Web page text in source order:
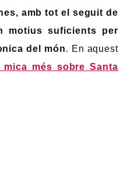
amb tot el seguit de
motius suficients per
del món. En aquest
mica més sobre Santa